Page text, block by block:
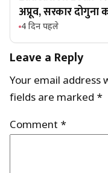
अप्रूव, सरकार दोगुना
4 दिन पहले
Leave a Reply
Your email address
fields are marked *
Comment *